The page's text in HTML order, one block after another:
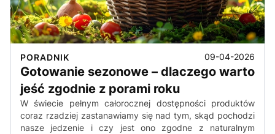
PORADNIK 09-04-2026
Gotowanie sezonowe – dlaczego warto
jeść zgodnie z porami roku
W świecie pełnym całorocznej dostępności produktów
coraz rzadziej zastanawiamy się nad tym, skąd pochodzi
nasze jedzenie i czy jest ono zgodne z naturalnym